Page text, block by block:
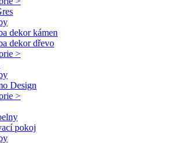
dekor kámen
dekor dřevo
>
Design
>
pokoj